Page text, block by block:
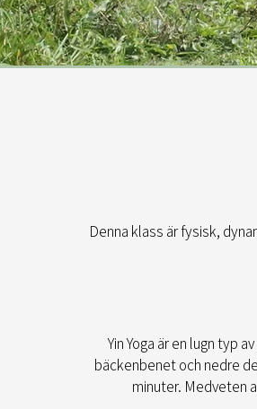
Denna klass är fysisk,
Yin Yoga är en lugn typ
bäckenbenet och nedre
minuter. Medveten